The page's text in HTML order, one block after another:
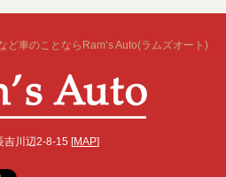
ど車のことならRam‘s Auto(ラムズオート)
吉川辺2-8-15 [MAP]